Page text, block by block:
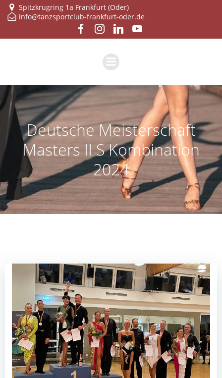
Zum
Inhalt
springen
Spitzkrugring 1a Frankfurt (Oder)
info@tanzsportclub-frankfurt-oder.de
Deutsche Meisterschaft
Masters II S Kombination
2024